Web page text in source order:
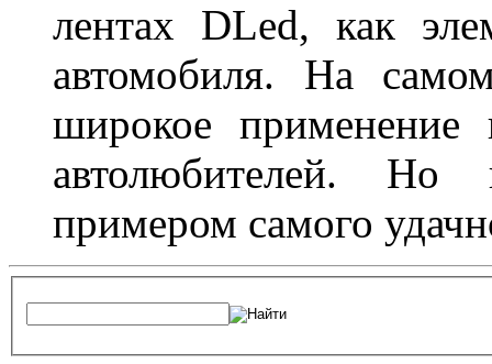
лентах DLed, как
автомобиля. На
широкое
автолюбителей. Но
примером самого